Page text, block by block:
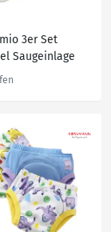
3er Set
Saugeinlage